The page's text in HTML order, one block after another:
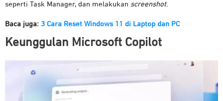
seperti Task Manager, dan melakukan screenshot.
Baca juga: 3 Cara Reset Windows 11 di Laptop dan PC
Keunggulan Microsoft Copilot